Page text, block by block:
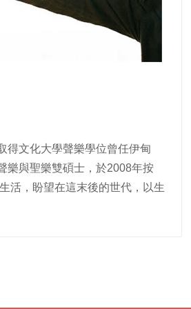
得文化大學聲樂學位曾任伊甸
樂與聖樂雙碩士，於2008年按
活，盼望在這末後的世代，以生